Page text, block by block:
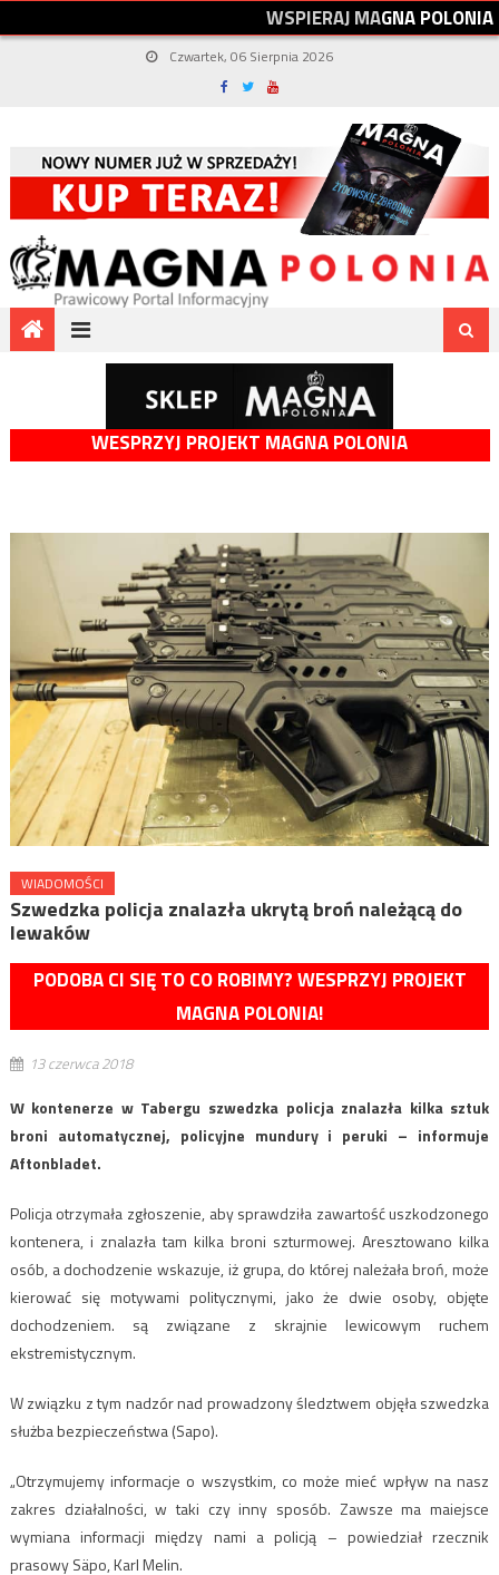
WSPIERAJMAGNAPOLONIA
Czwartek, 06 Sierpnia 2026
WESPRZYJ PROJEKT MAGNA POLONIA
WIADOMOŚCI
Szwedzka policja znalazła ukrytą broń należącą do
lewaków
PODOBA CI SIĘ TO CO ROBIMY? WESPRZYJ PROJEKT
MAGNA POLONIA!
13 czerwca 2018
W kontenerze w Tabergu szwedzka policja znalazła kilka sztuk
broni automatycznej, policyjne mundury i peruki – informuje
Aftonbladet.
Policja otrzymała zgłoszenie, aby sprawdziła zawartość uszkodzonego
kontenera, i znalazła tam kilka broni szturmowej. Aresztowano kilka
osób, a dochodzenie wskazuje, iż grupa, do której należała broń, może
kierować się motywami politycznymi, jako że dwie osoby, objęte
dochodzeniem. są związane z skrajnie lewicowym ruchem
ekstremistycznym.
W związku z tym nadzór nad prowadzony śledztwem objęła szwedzka
służba bezpieczeństwa (Sapo).
„Otrzymujemy informacje o wszystkim, co może mieć wpływ na nasz
zakres działalności, w taki czy inny sposób. Zawsze ma maiejsce
wymiana informacji między nami a policją – powiedział rzecznik
prasowy Säpo, Karl Melin.